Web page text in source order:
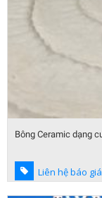
Bông Ceramic dạng
Liên hệ báo giá